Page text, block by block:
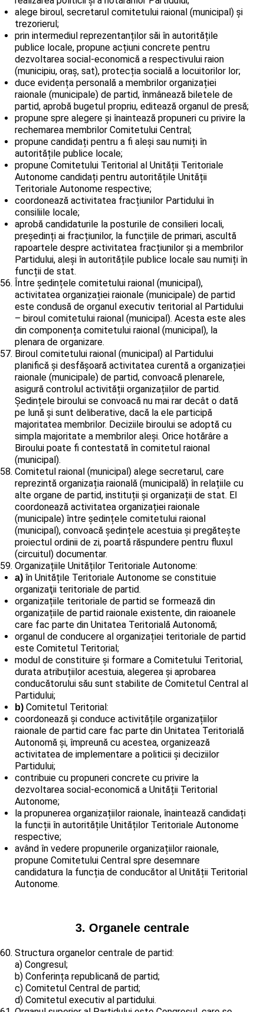
alege biroul, secretarul comitetului raional (municipal) și
trezorierul;
prin intermediul reprezentanților săi în autoritățile
publice locale, propune acțiuni concrete pentru
dezvoltarea social-economică a respectivului raion
(municipiu, oraș, sat), protecția socială a locuitorilor lor;
duce evidența personală a membrilor organizației
raionale (municipale) de partid, înmânează biletele de
partid, aprobă bugetul propriu, editează organul de presă;
propune spre alegere și înaintează propuneri cu privire la
rechemarea membrilor Comitetului Central;
propune candidați pentru a fi aleși sau numiți în
autoritățile publice locale;
propune Comitetului Teritorial al Unității Teritoriale
Autonome candidați pentru autoritățile Unității
Teritoriale Autonome respective;
coordonează activitatea fracțiunilor Partidului în
consiliile locale;
aprobă candidaturile la posturile de consilieri locali,
președinți ai fracțiunilor, la funcțiile de primari, ascultă
rapoartele despre activitatea fracțiunilor și a membrilor
Partidului, aleși în autoritățile publice locale sau numiți în
funcții de stat.
Între ședințele comitetului raional (municipal),
activitatea organizației raionale (municipale) de partid
este condusă de organul executiv teritorial al Partidului
– biroul comitetului raional (municipal). Acesta este ales
din componența comitetului raional (municipal), la
plenara de organizare.
Biroul comitetului raional (municipal) al Partidului
planifică și desfășoară activitatea curentă a organizației
raionale (municipale) de partid, convoacă plenarele,
asigură controlul activității organizațiilor de partid.
Ședințele biroului se convoacă nu mai rar decât o dată
pe lună și sunt deliberative, dacă la ele participă
majoritatea membrilor. Deciziile biroului se adoptă cu
simpla majoritate a membrilor aleși. Orice hotărâre a
Biroului poate fi contestată în comitetul raional
(municipal).
Comitetul raional (municipal) alege secretarul, care
reprezintă organizația raională (municipală) în relațiile cu
alte organe de partid, instituții și organizații de stat. El
coordonează activitatea organizației raionale
(municipale) între ședințele comitetului raional
(municipal), convoacă ședințele acestuia și pregătește
proiectul ordinii de zi, poartă răspundere pentru fluxul
(circuitul) documentar.
Organizațiile Unităților Teritoriale Autonome:
a) în Unitățile Teritoriale Autonome se constituie
organizaţii teritoriale de partid.
organizațiile teritoriale de partid se formează din
organizațiile de partid raionale existente, din raioanele
care fac parte din Unitatea Teritorială Autonomă;
organul de conducere al organizației teritoriale de partid
este Comitetul Teritorial;
modul de constituire și formare a Comitetului Teritorial,
durata atribuțiilor acestuia, alegerea și aprobarea
conducătorului său sunt stabilite de Comitetul Central al
Partidului;
b) Comitetul Teritorial:
coordonează și conduce activitățile organizațiilor
raionale de partid care fac parte din Unitatea Teritorială
Autonomă și, împreună cu acestea, organizează
activitatea de implementare a politicii și deciziilor
Partidului;
contribuie cu propuneri concrete cu privire la
dezvoltarea social-economică a Unității Teritorial
Autonome;
la propunerea organizațiilor raionale, înaintează candidați
la funcții în autoritățile Unităților Teritoriale Autonome
respective;
având în vedere propunerile organizațiilor raionale,
propune Comitetului Central spre desemnare
candidatura la funcția de conducător al Unității Teritorial
Autonome.
3. Organele centrale
Structura organelor centrale de partid:
a) Congresul;
b) Conferința republicană de partid;
c) Comitetul Central de partid;
d) Comitetul executiv al partidului.